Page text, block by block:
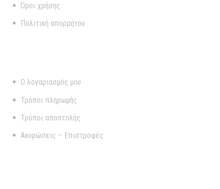
Όροι χρήσης
Πολιτική απορρήτου
Ο λογαριασμός μου
Τρόποι πληρωμής
Τρόποι αποστολής
Ακυρώσεις – Επιστροφές